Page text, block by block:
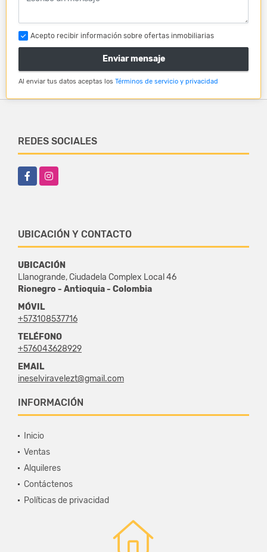
Acepto recibir información sobre ofertas inmobiliarias
Enviar mensaje
Al enviar tus datos aceptas los Términos de servicio y privacidad
REDES SOCIALES
FacebookInstagram
UBICACIÓN Y CONTACTO
UBICACIÓN
Llanogrande, Ciudadela Complex Local 46
Rionegro - Antioquia - Colombia
MÓVIL
+573108537716
TELÉFONO
+576043628929
EMAIL
ineselviravelezt@gmail.com
INFORMACIÓN
Inicio
Ventas
Alquileres
Contáctenos
Políticas de privacidad